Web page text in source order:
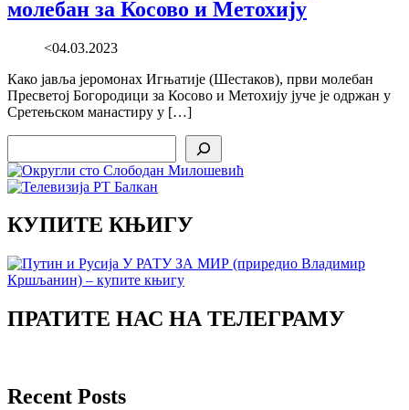
молебан за Косово и Метохију
<04.03.2023
Како јавља јеромонах Игњатије (Шестаков), први молебан
Пресветој Богородици за Косово и Метохију јуче је одржан у
Сретењском манастиру у […]
КУПИТЕ КЊИГУ
ПРАТИТЕ НАС НА ТЕЛЕГРАМУ
Recent Posts